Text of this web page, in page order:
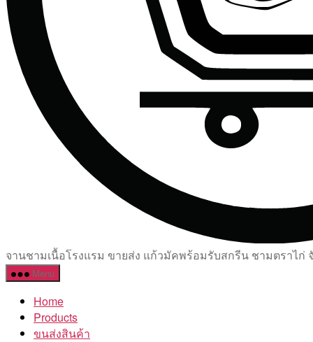
จานชามเนื้อโรงแรม ขายส่ง แก้วมัคพร้อมรับสกรีน ชามตราไก่
Menu
Home
Products
ขนส่งสินค้า